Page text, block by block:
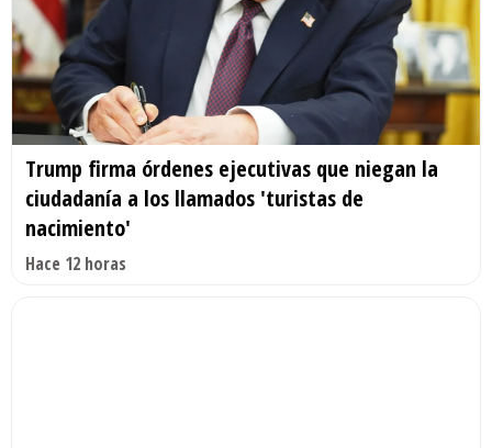
Trump firma órdenes ejecutivas que niegan la
ciudadanía a los llamados 'turistas de
nacimiento'
Hace 12 horas